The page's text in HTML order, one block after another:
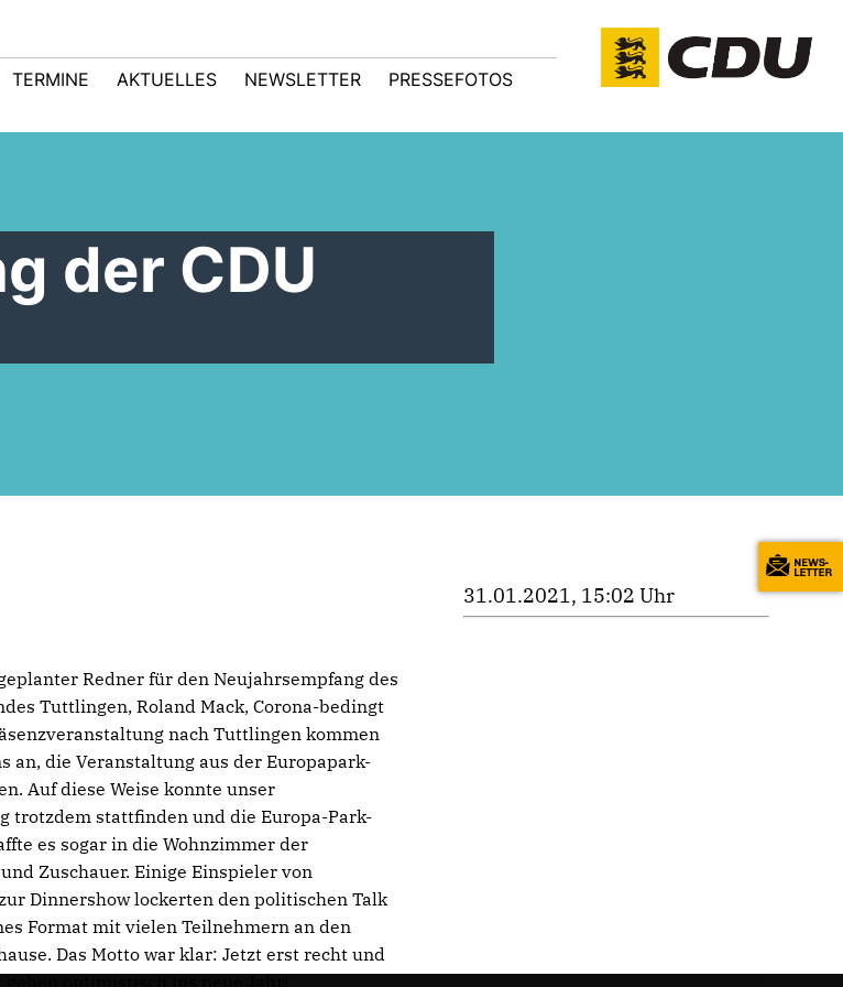
TERMINE AKTUELLES NEWSLETTER PRESSEFOTOS
der CDU
Redner für den Neujahrsempfang des
Tuttlingen, Roland Mack, Corona-bedingt
nach Tuttlingen kommen
an, die Veranstaltung aus der Europapark-
Auf diese Weise konnte unser
trotzdem stattfinden und die Europa-Park-
es sogar in die Wohnzimmer der
Zuschauer. Einige Einspieler von
Dinnershow lockerten den politischen Talk
Format mit vielen Teilnehmern an den
Das Motto war klar: Jetzt erst recht und
31.01.2021, 15:02 Uhr